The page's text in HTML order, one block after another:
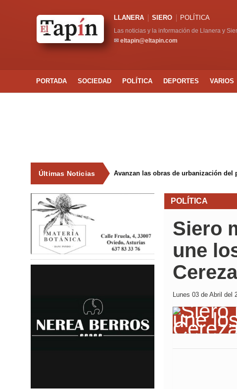
LLANERA SIERO POLÍTICA
Las noticias y la información de Llanera y
✉ eltapin@eltapin.com
PORTADA SOCIEDAD POLÍTICA DEPORTES VARIOS
Últimas Noticias Avanzan las obras de urbanización del
POLÍTICA
Siero
une
Lunes 03 de Abril del